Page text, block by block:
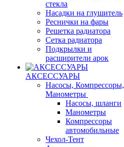
стекла
Насадки на глушитель
Реснички на фары
Решетка радиатора
Сетка радиатора
Подкрылки и
расширители арок
АКСЕССУАРЫ
Насосы, Компрессоры,
Манометры
Насосы, шланги
Манометры
Компрессоры
автомобильные
Чехол-Тент